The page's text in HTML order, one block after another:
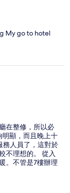
My go to hotel
在整修，所以必
顯，而且晚上十
務人員了，這對於
不理想的。 從入
。不管是7樓辦理
親切良好，永遠
有的酒店裡面，